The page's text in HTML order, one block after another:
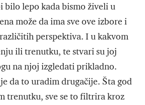
bilo lepo kada bismo živeli u
može da ima sve ove izbore i
perspektiva. I u kakvom
ili trenutku, te stvari su joj
na njoj izgledati prikladno.
da to uradim drugačije. Šta god
trenutku, sve se to filtrira kroz